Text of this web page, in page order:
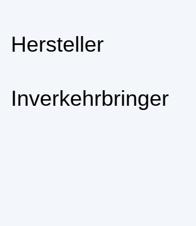
Hersteller
Inverkehrbringer